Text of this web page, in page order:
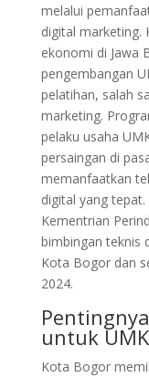
melalui
digital marketing.
ekonomi di Jawa
pengembangan
pelatihan, salah
marketing.
pelaku usaha
persaingan di
memanfaatkan
digital yang tepat.
Kementrian
bimbingan teknis
Kota Bogor dan
2024.
untuk
Kota Bogor